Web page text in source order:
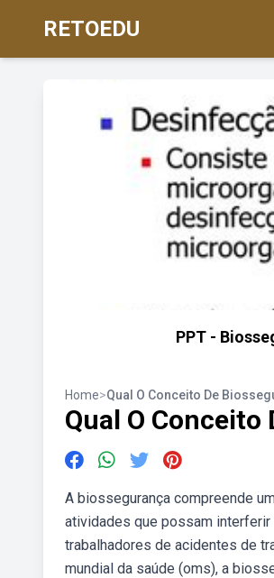
RETOEDU
PPT -
Home>Qual O Conceito De
Qual O Conceito
A biossegurança compreende
atividades que possam interferir
trabalhadores de acidentes de
mundial da saúde (oms), a